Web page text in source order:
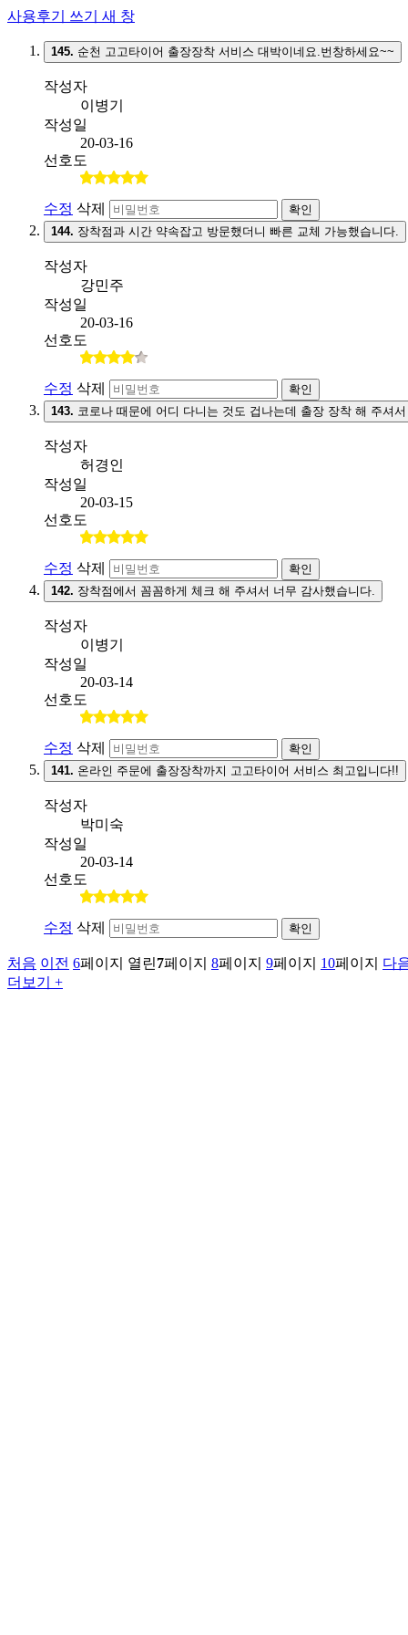
사용후기 쓰기 새 창
145. 순천 고고타이어 출장장착 서비스 대박이네요.번창하세요~~
작성자
이병기
작성일
20-03-16
선호도
수정 삭제
확인
144. 장착점과 시간 약속잡고 방문했더니 빠른 교체 가능했습니다.
작성자
강민주
작성일
20-03-16
선호도
수정 삭제
확인
143. 코로나 때문에 어디 다니는 것도 겁나는데 출장 장착 해 주셔
작성자
허경인
작성일
20-03-15
선호도
수정 삭제
확인
142. 장착점에서 꼼꼼하게 체크 해 주셔서 너무 감사했습니다.
작성자
이병기
작성일
20-03-14
선호도
수정 삭제
확인
141. 온라인 주문에 출장장착까지 고고타이어 서비스 최고입니다!!
작성자
박미숙
작성일
20-03-14
선호도
수정 삭제 확인
처음 이전 6페이지 열린7페이지 8페이지 9페이지 10페이지
다
더보기 +